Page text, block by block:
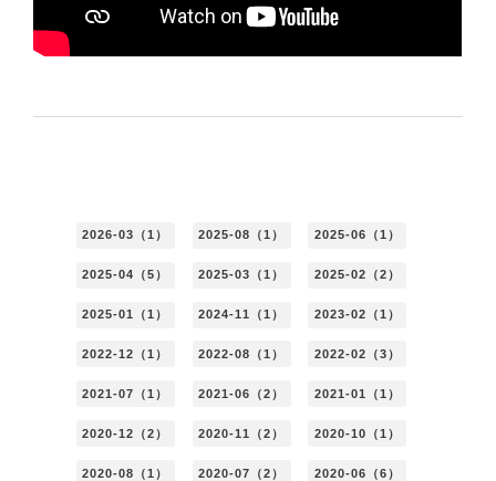
2026-03（1） 2025-08（1） 2025-06（1）
2025-04（5） 2025-03（1） 2025-02（2）
2025-01（1） 2024-11（1） 2023-02（1）
2022-12（1） 2022-08（1） 2022-02（3）
2021-07（1） 2021-06（2） 2021-01（1）
2020-12（2） 2020-11（2） 2020-10（1）
2020-08（1） 2020-07（2） 2020-06（6）